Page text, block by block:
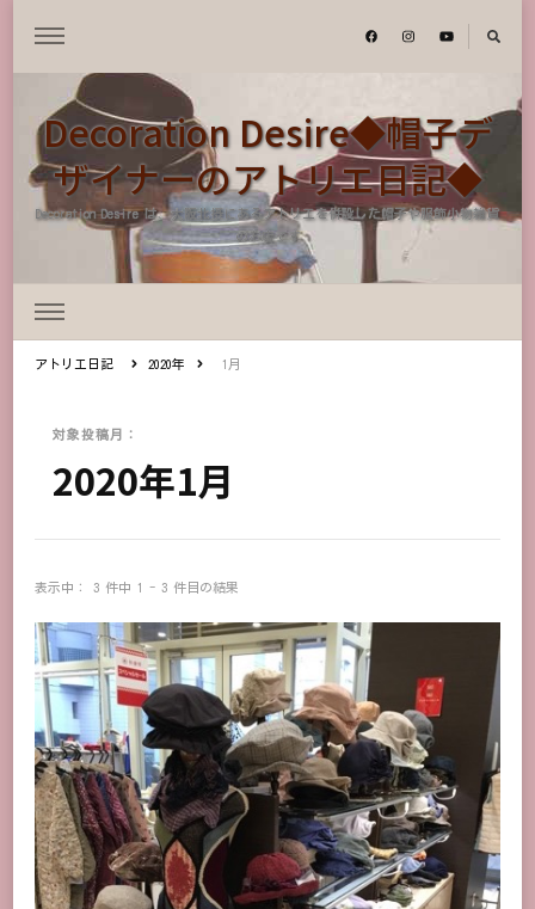
Decoration Desire◆帽子デ
ザイナーのアトリエ日記◆
Decoration Desire は、大阪北摂にあるアトリエを併設した帽子や服飾小物雑貨
のお店です
アトリエ日記 2020年 1月
対象投稿月：
2020年1月
表示中： 3 件中 1 - 3 件目の結果